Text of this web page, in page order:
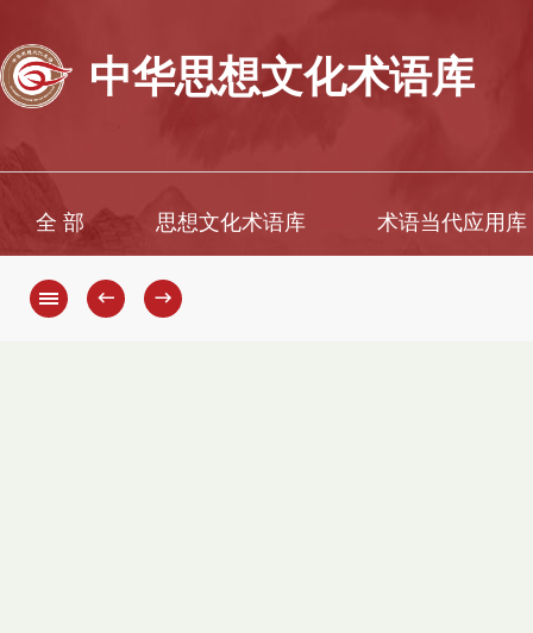
中华思想文化术语库
全 部 思想文化术语库 术语当代应用库
← →